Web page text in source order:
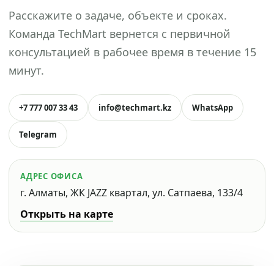
Расскажите о задаче, объекте и сроках.
Команда TechMart вернется с первичной
консультацией в рабочее время в течение 15
минут.
+7 777 007 33 43 info@techmart.kz WhatsApp
Telegram
АДРЕС ОФИСА
г. Алматы, ЖК JAZZ квартал, ул. Сатпаева, 133/4
Открыть на карте